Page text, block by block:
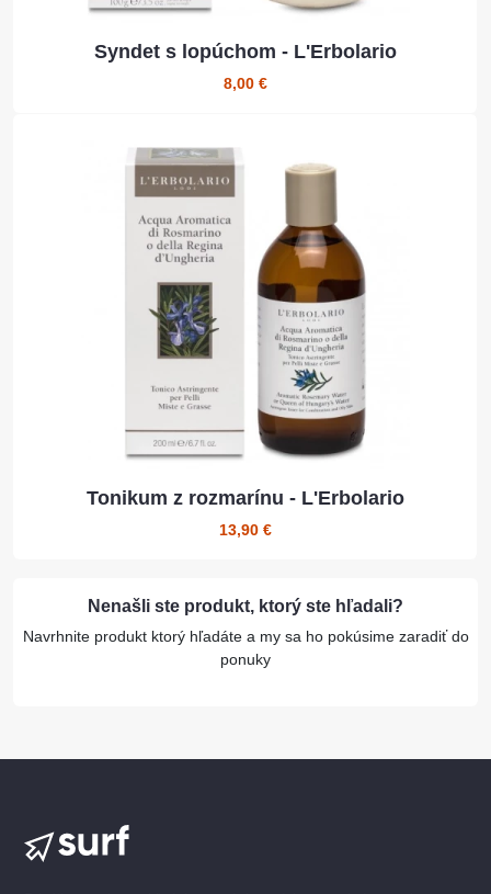
Syndet s lopúchom - L'Erbolario
8,00 €
Tonikum z rozmarínu - L'Erbolario
13,90 €
Nenašli ste produkt, ktorý ste hľadali?
Navrhnite produkt ktorý hľadáte a my sa ho pokúsime zaradiť do
ponuky